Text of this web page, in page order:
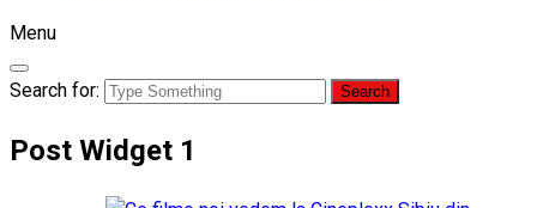
Menu
Search for:
Post Widget 1